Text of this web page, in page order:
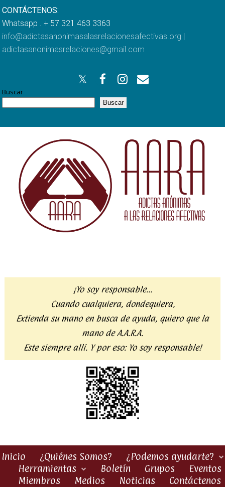
CONTÁCTENOS:
Whatsapp . + 57 321 463 3363
info@adictasanonimasalasrelacionesafectivas.org |
adictasanonimasrelaciones@gmail.com
Buscar
Buscar
¡Yo soy responsable…
Cuando cualquiera, dondequiera,
Extienda su mano en busca de ayuda, quiero que la
mano de A.A.R.A.
Este siempre allí. Y por eso: Yo soy responsable!
Inicio ¿Quiénes Somos?
¿Podemos ayudarte?
Herramientas
Boletín Grupos
Eventos
Miembros
Medios Noticias Contáctenos